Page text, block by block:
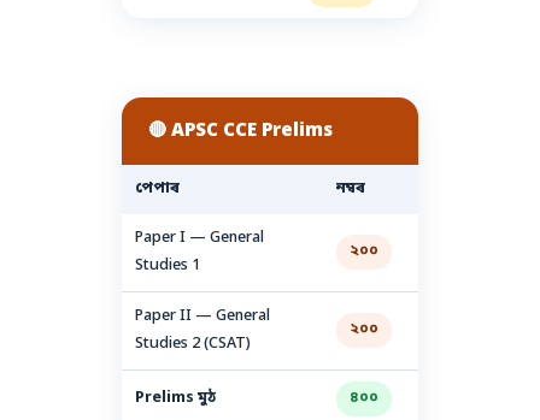
🔴 APSC CCE Prelims
পেপাৰ নম্বৰ
Paper I — General
Studies 1
২০০
Paper II — General
Studies 2 (CSAT)
২০০
Prelims মুঠ ৪০০